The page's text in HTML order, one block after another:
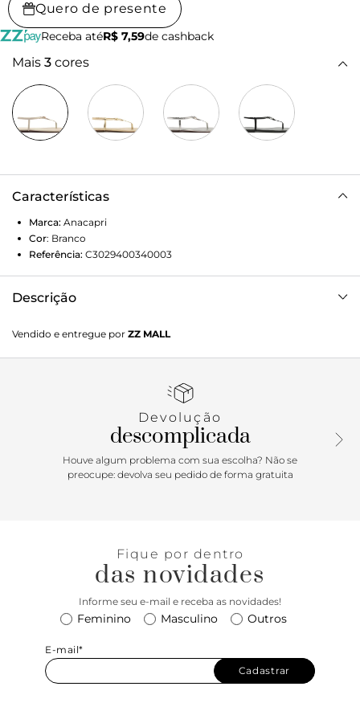
Quero de presente
Receba atéR$ 7,59de cashback
Mais 3 cores
Características
Marca: Anacapri
Cor: Branco
Referência: C3029400340003
Descrição
pedraria, na cor branca. De material similar ao couro e
biqueira arredondada, possui solado rasteiro e
traz cabedal com tira central que separa os dedos e se
contornam o calcanhar na parte traseira elástica,
facilitando o calce de encaixe ajustável. Possui aplicação de
pedraria imponente na tira central da gáspea. Traz palmilha
comfy acolchoada, contornada por pespontos delicados e
calce easy com tira elástica tem o ajuste per-fei-to: o
detalhe da pedraria imponente no arremate deixa ela ainda
Vendido e entregue por ZZ MALL
Devolução
descomplicada
Houve algum problema com sua escolha? Não se
preocupe: devolva seu pedido de forma gratuita
Fique por dentro
das novidades
Informe seu e-mail e receba as novidades!
Feminino Masculino Outros
E-mail*
Cadastrar